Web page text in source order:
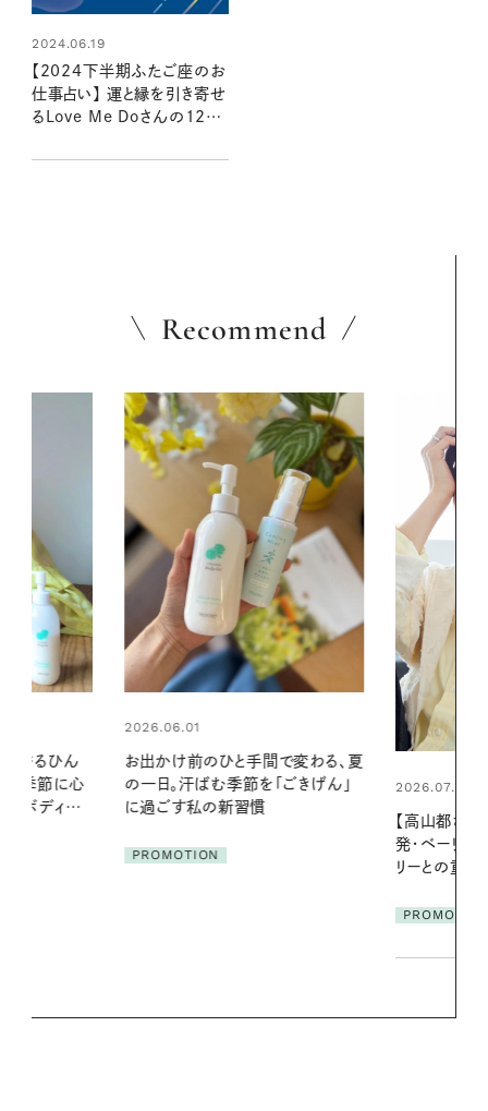
2024.06.19
【2024下半期ふたご座のお
仕事占い】 運と縁を引き寄せ
るLove Me Doさんの12星
Recommend
変わる、夏
ごきげん」
2026.07.21
リーとの重ねづけも素敵な大人の
2026.07.24
る【大人気の